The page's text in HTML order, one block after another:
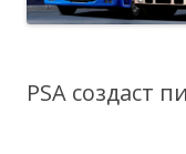
PSA создаст